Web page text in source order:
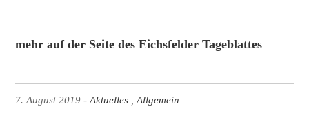
mehr auf der Seite des Eichsfelder Tageblattes
7. August 2019 Aktuelles Allgemein